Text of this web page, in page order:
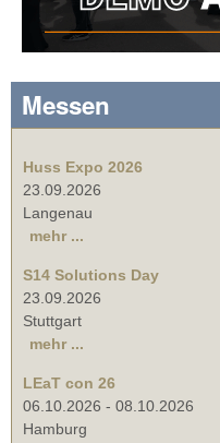
Messen
Huss Expo 2026
23.09.2026
Langenau
mehr ...
S14 Solutions Day
23.09.2026
Stuttgart
mehr ...
LEaT con 26
06.10.2026 - 08.10.2026
Hamburg